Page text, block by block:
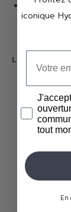
y compris
LES TARIFS
Une
3
iconique
tout
En